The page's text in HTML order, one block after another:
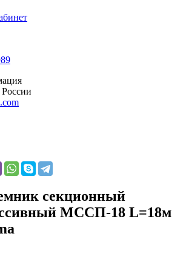
секционный
МССП-18 L=18м